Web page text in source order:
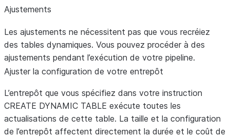
Ajustements
Les ajustements ne nécessitent pas que vous recréiez
des tables dynamiques. Vous pouvez procéder à des
ajustements pendant l’exécution de votre pipeline.
Ajuster la configuration de votre entrepôt
L’entrepôt que vous spécifiez dans votre instruction
CREATE DYNAMIC TABLE exécute toutes les
actualisations de cette table. La taille et la configuration
de l’entrepôt affectent directement la durée et le coût de